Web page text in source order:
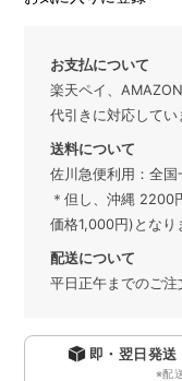
お支払について
楽天ペイ、
代引きに対応してい
送料について
佐川急便利用：全
＊但し、沖縄 2200
価格1,000円)となり
配送について
平日正午までのご注
即・翌日発送
※配